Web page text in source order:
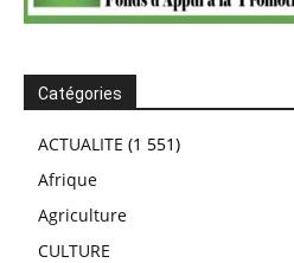
Catégories
ACTUALITE (1 551)
Afrique
Agriculture
CULTURE